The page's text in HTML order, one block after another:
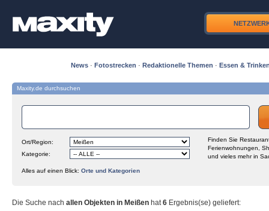
News · Fotostrecken · Redaktionelle Themen · Essen &
Maxity.de durchsuchen
Ort/Region:
Kategorie:
Finden Sie
Ferienwohnungen,
und vieles mehr in
Alles auf einen Blick: Orte und Kategorien
Die Suche nach allen Objekten in Meißen hat6 Ergebnis(se) geliefert: